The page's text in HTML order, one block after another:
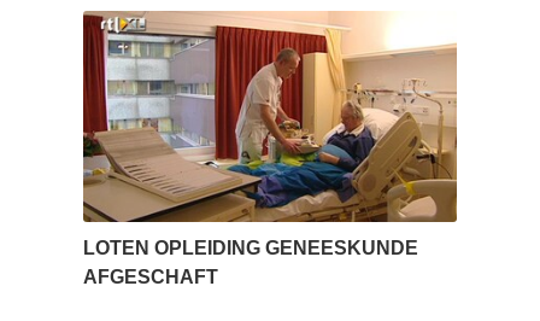
LOTEN OPLEIDING GENEESKUNDE
AFGESCHAFT